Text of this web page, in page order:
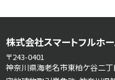
株式会社スマートフルホ
〒243-0401
神奈川県海老名市東柏ケ谷二